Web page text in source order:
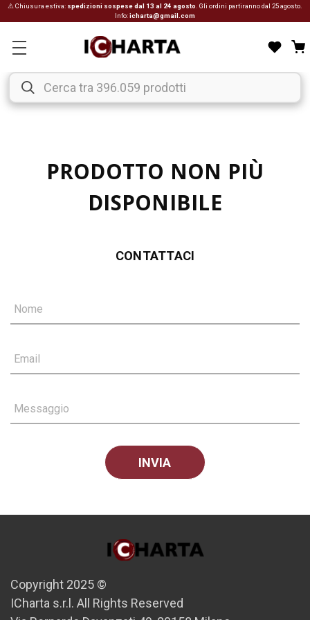
⚠ Chiusura estiva: spedizioni sospese dal 13 al 24 agosto . Gli ordini partiranno dal 25 agosto.
Info:icharta@gmail.com
PRODOTTO NON PIÙ
DISPONIBILE
CONTATTACI
Nome
Email
Messaggio
Copyright 2025 ©
ICharta s.r.l. All Rights Reserved